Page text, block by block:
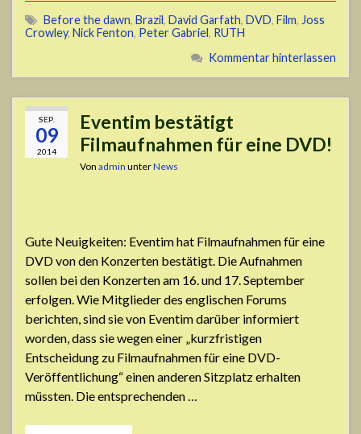
Before the dawn, Brazil, David Garfath, DVD, Film, Joss
Crowley, Nick Fenton, Peter Gabriel, RUTH
Kommentar hinterlassen
SEP.
09
2014
Eventim bestätigt
Filmaufnahmen für eine DVD!
Von admin unterNews
Gute Neuigkeiten: Eventim hat Filmaufnahmen für eine
DVD von den Konzerten bestätigt. Die Aufnahmen
sollen bei den Konzerten am 16. und 17. September
erfolgen. Wie Mitglieder des englischen Forums
berichten, sind sie von Eventim darüber informiert
worden, dass sie wegen einer „kurzfristigen
Entscheidung zu Filmaufnahmen für eine DVD-
Veröffentlichung“ einen anderen Sitzplatz erhalten
müssten. Die entsprechenden …